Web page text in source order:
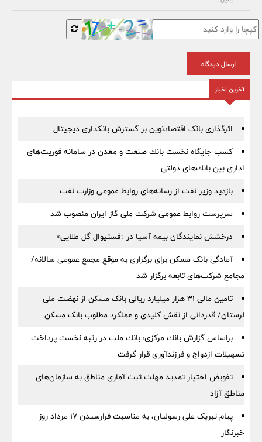
ارسال دیدگاه
آخرین اخبار
اثرگذاری بانک اقتصادنوین بر گسترش بانکداری دیجیتال
كسب جایگاه نخست بانك صنعت و معدن در سامانه فوریت‌های
اداری بین بانك‌های دولتی
بازدید وزیر نفت از رسانه‌های روابط عمومی وزارت نفت
سرپرست روابط عمومی شركت ملی گاز ایران منصوب شد
درخشش نمایندگان بیمه آسیا در «فستیوال گل طلایی»
آمادگی بانک مسکن برای برگزاری به موقع مجمع عمومی سالانه/
مجامع شرکت‌های تابعه برگزار شد
تامین مالی ۳۱ هزار میلیارد ریالی بانک مسکن از نهضت ملی
لرستان/ قدردانی از نقش کلیدی و عملکرد مطلوب بانک مسکن
براساس گزارش بانك مركزی؛ بانك ملت در رتبه نخست پرداخت
تسهیلات ازدواج و فرزندآوری قرار گرفت
تفویض اختیار تمدید مهلت ثبت آماری مناطق به سازمان‌های
مناطق آزاد
پیام تبریک علی رسولیان، به مناسبت فرارسیدن ۱۷ مرداد روز
خبرنگار